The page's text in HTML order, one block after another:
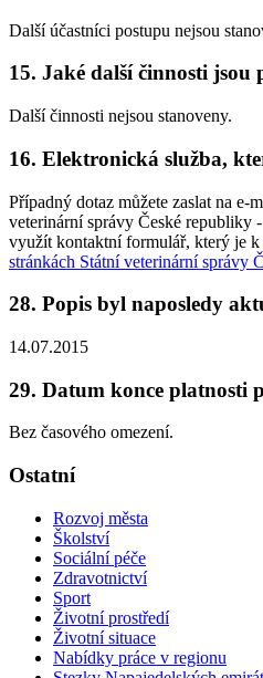
Další účastníci postupu nejsou
15. Jaké další činnosti jsou
Další činnosti nejsou stanoveny.
16. Elektronická služba,
Případný dotaz můžete zaslat na e-
veterinární správy České republiky -
využít kontaktní formulář, který je k
stránkách Státní veterinární správy
28. Popis byl naposledy
14.07.2015
29. Datum konce platnosti
Bez časového omezení.
Ostatní
Rozvoj města
Školství
Sociální péče
Zdravotnictví
Sport
Životní prostředí
Životní situace
Nabídky práce v regionu